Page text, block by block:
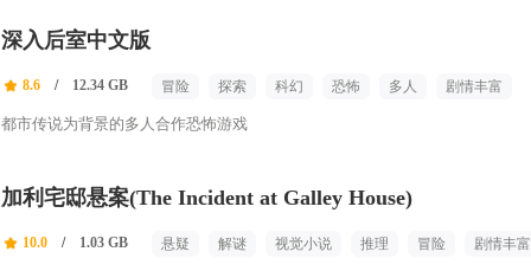
深入后室中文版
8.6 / 12.34 GB 冒险 探索 科幻 恐怖 多人 剧情丰富
都市传说为背景的多人合作恐怖游戏
加利宅邸悬案(The Incident at Galley House)
10.0 / 1.03 GB 悬疑 解谜 视觉小说 推理 冒险 剧情丰富